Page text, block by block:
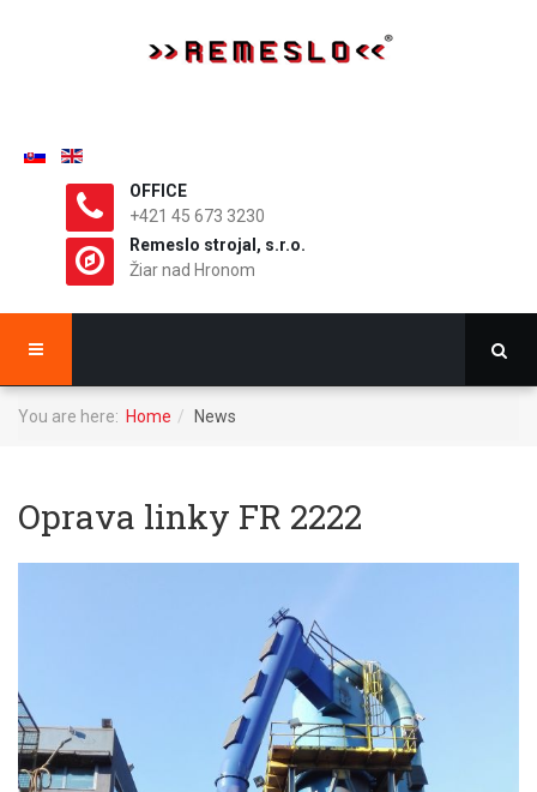
OFFICE
+421 45 673 3230
Remeslo strojal, s.r.o.
Žiar nad Hronom
You are here: Home News
Oprava linky FR 2222